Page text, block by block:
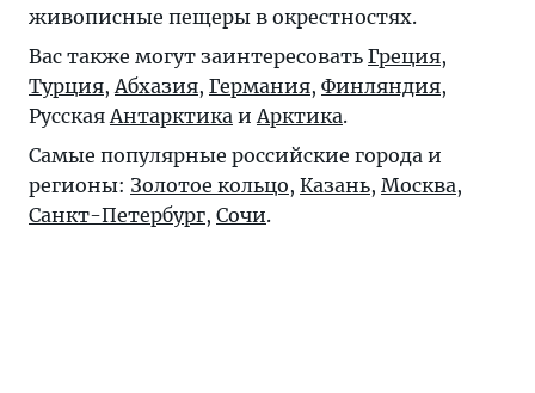
живописные пещеры в окрестностях.
Вас также могут заинтересовать Греция,
Турция, Абхазия, Германия, Финляндия,
Русская Антарктика и Арктика.
Самые популярные российские города и
регионы: Золотое кольцо, Казань, Москва,
Санкт-Петербург, Сочи.